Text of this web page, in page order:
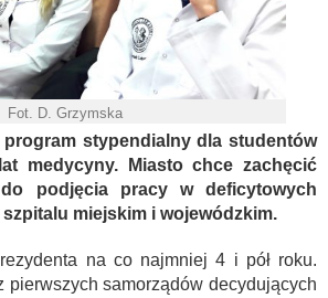
Fot. D. Grzymska
program stypendialny dla studentów
medycyny. Miasto chce zachęcić
do podjęcia pracy w deficytowych
miejskim i wojewódzkim.
na co najmniej 4 i pół roku.
pierwszych samorządów decydujących